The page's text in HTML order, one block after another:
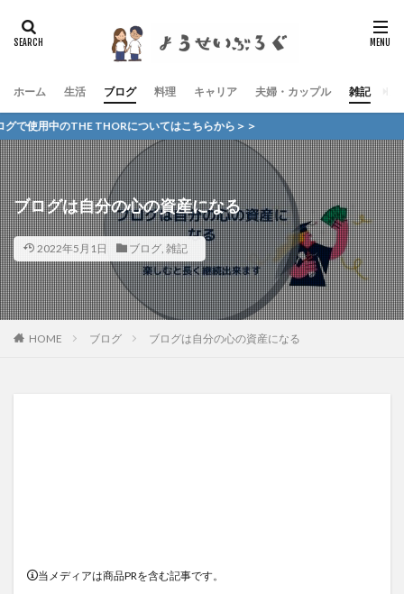
ホーム 生活 ブログ 料理 キャリア 夫婦・カップル 雑記
用中のTHE THORについてはこちらから＞＞
ブログは自分の心の資産になる
2022年5月1日 ブログ, 雑記
HOME ブログ ブログは自分の心の資産になる
当メディアは商品PRを含む記事です。